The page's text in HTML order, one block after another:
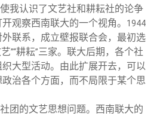
我认识了文艺社和耕耘社的论争
观察西南联大的一个视角。
1944
联系，成立壁报联合会，最初选
”“耕耘”三家。联大后期，各个社
大型活动。由此扩展开去，可以
治各个方面，而不局限于某个思
团的文艺思想问题。西南联大的